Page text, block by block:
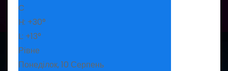
C
H: +30°
L: +13°
Рівне
Понеділок, 10 Серпень